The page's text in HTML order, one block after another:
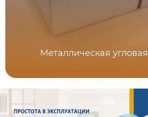
Металлическая